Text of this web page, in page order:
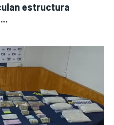
estructura